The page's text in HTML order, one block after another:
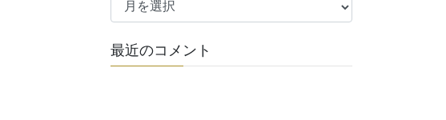
イ
ブ
最近のコメント